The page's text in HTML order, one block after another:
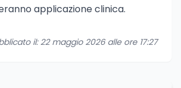
applicazione clinica.
il: 22 maggio 2026 alle ore 17:27